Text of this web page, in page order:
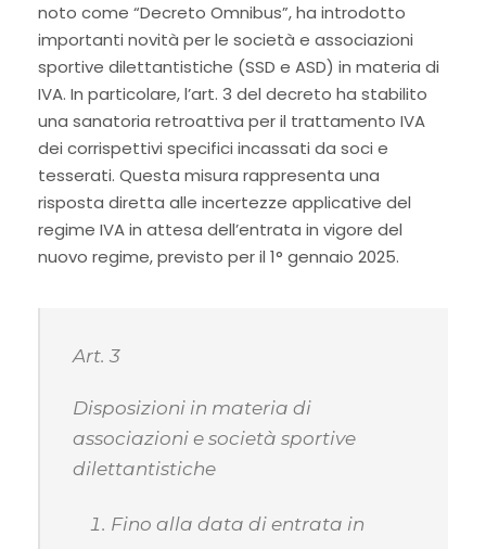
noto come “Decreto Omnibus”, ha introdotto
importanti novità per le società e associazioni
sportive dilettantistiche (SSD e ASD) in materia di
IVA. In particolare, l’art. 3 del decreto ha stabilito
una sanatoria retroattiva per il trattamento IVA
dei corrispettivi specifici incassati da soci e
tesserati. Questa misura rappresenta una
risposta diretta alle incertezze applicative del
regime IVA in attesa dell’entrata in vigore del
nuovo regime, previsto per il 1° gennaio 2025.
Art. 3
Disposizioni in materia di
associazioni e società sportive
dilettantistiche
Fino alla data di entrata in